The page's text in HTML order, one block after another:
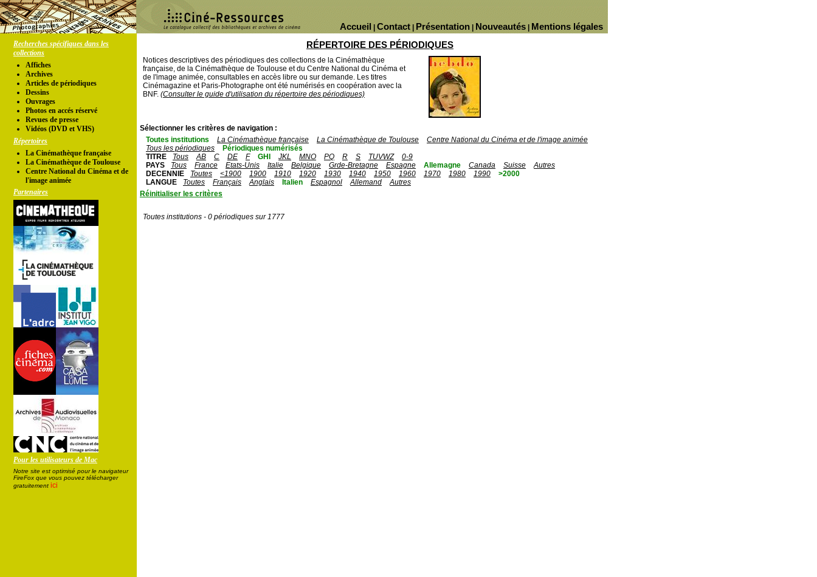
Mentions légales
Nouveautés
Présentation
Contact
Accueil
Recherches spécifiques dans les
collections
Affiches
Archives
Articles de périodiques
Dessins
Ouvrages
Photos en accés réservé
Revues de presse
Vidéos (DVD et VHS)
Répertoires
La Cinémathèque française
La Cinémathèque de Toulouse
Centre National du Cinéma et de
l'image animée
Partenaires
Pour les utilisateurs de Mac
Notre site est optimisé pour le navigateur
FireFox que vous pouvez télécharger
gratuitement ici
RÉPERTOIRE DES PÉRIODIQUES
Notices descriptives des périodiques des collections de la Cinémathèque
française, de la Cinémathèque de Toulouse et du Centre National du Cinéma et
de l'image animée, consultables en accès libre ou sur demande. Les titres
Cinémagazine et Paris-Photographe ont été numérisés en coopération avec la
BNF. (Consulter le guide d'utilisation du répertoire des périodiques)
Sélectionner les critères de navigation :
Toutes institutions
La Cinémathèque française La Cinémathèque de Toulouse
Centre National du Cinéma et de l'image animée
Tous les périodiques
Périodiques numérisés
TITRE
Tous AB C DE F GHI JKL MNO PQ R S TUVWZ
0-9
PAYS
Tous France Etats-Unis Italie Belgique Grde-Bretagne Espagne Allemagne Canada Suisse
Autres
DECENNIE
Toutes <1900 1900 1910 1920 1930 1940 1950 1960 1970 1980 1990
>2000
LANGUE
Toutes Français Anglais Italien Espagnol Allemand
Autres
Réinitialiser les critères
Toutes institutions - 0 périodiques sur 1777